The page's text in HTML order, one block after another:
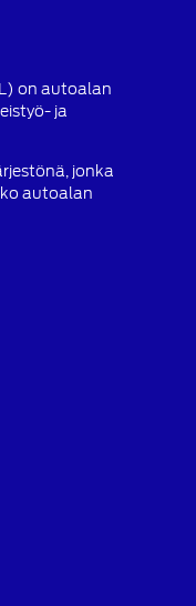
on autoalan
ja
jonka
autoalan